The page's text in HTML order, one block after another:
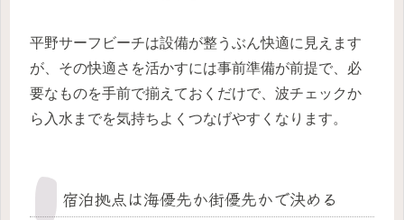
平野サーフビーチは設備が整うぶん快適に見えます
が、その快適さを活かすには事前準備が前提で、必
要なものを手前で揃えておくだけで、波チェックか
ら入水までを気持ちよくつなげやすくなります。
宿泊拠点は海優先か街優先かで決める